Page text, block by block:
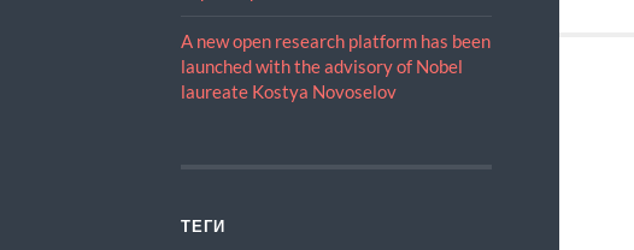
A new open research platform has been
launched with the advisory of Nobel
laureate Kostya Novoselov
ТЕГИ